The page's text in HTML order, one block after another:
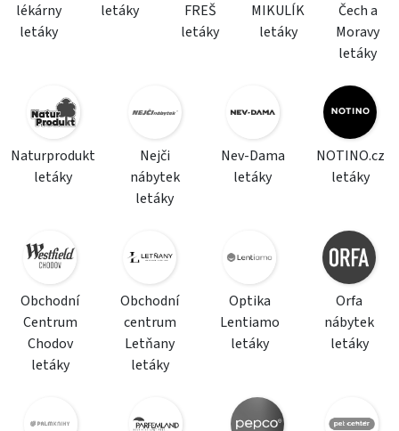
lékárny
letáky
letáky
FREŠ
letáky
MIKULÍK
letáky
Čech a
Moravy
letáky
Naturprodukt
letáky
Nejči
nábytek
letáky
Nev-Dama
letáky
NOTINO.cz
letáky
Obchodní
Centrum
Chodov
letáky
Obchodní
centrum
Letňany
letáky
Optika
Lentiamo
letáky
Orfa
nábytek
letáky